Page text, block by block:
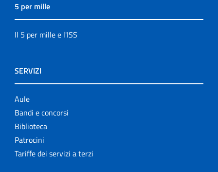
5 per mille
Il 5 per mille e l'ISS
SERVIZI
Aule
Bandi e concorsi
Biblioteca
Patrocini
Tariffe dei servizi a terzi